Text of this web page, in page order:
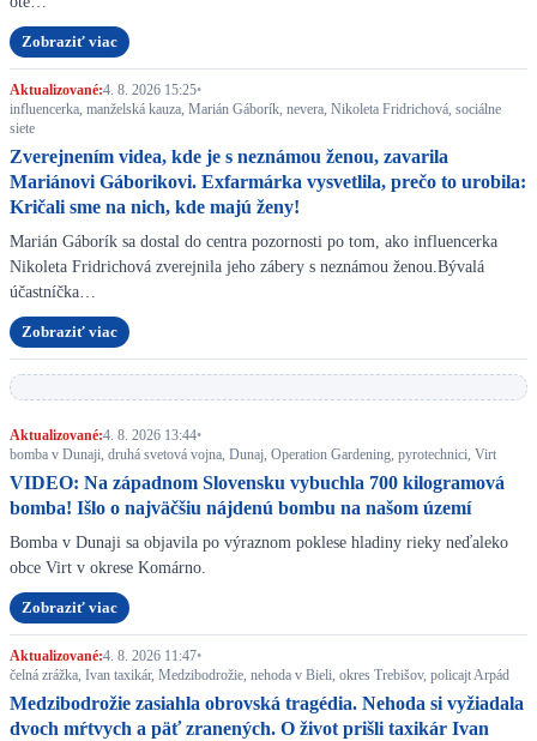
Zobraziť viac
Aktualizované:4. 8. 2026 15:25•
influencerka, manželská kauza, Marián Gáborík, nevera, Nikoleta Fridrichová, sociálne
siete
Zverejnením videa, kde je s neznámou ženou, zavarila
Mariánovi Gáborikovi. Exfarmárka vysvetlila, prečo to urobila:
Kričali sme na nich, kde majú ženy!
Marián Gáborík sa dostal do centra pozornosti po tom, ako influencerka
Nikoleta Fridrichová zverejnila jeho zábery s neznámou ženou.Bývalá
účastníčka…
Zobraziť viac
Aktualizované:4. 8. 2026 13:44•
bomba v Dunaji, druhá svetová vojna, Dunaj, Operation Gardening, pyrotechnici, Virt
VIDEO: Na západnom Slovensku vybuchla 700 kilogramová
bomba! Išlo o najväčšiu nájdenú bombu na našom území
Bomba v Dunaji sa objavila po výraznom poklese hladiny rieky neďaleko
obce Virt v okrese Komárno.
Zobraziť viac
Aktualizované:4. 8. 2026 11:47•
čelná zrážka, Ivan taxikár, Medzibodrožie, nehoda v Bieli, okres Trebišov, policajt Arpád
Medzibodrožie zasiahla obrovská tragédia. Nehoda si vyžiadala
dvoch mŕtvych a päť zranených. O život prišli taxikár Ivan